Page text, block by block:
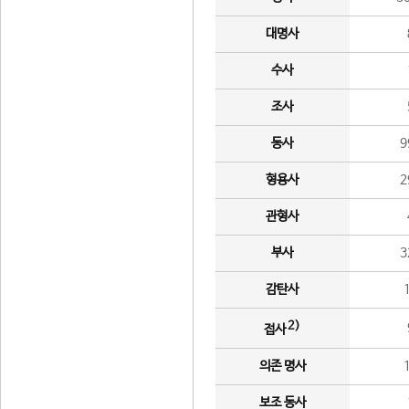
대명사
수사
조사
동사
형용사
관형사
부사
감탄사
접사2)
의존 명사
보조 동사